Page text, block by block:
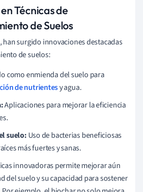
Técnicas de
de Suelos
han surgido innovaciones destacadas
de suelos:
como enmienda del suelo para
de nutrientesy agua.
Aplicaciones para mejorar la eficiencia
suelo: Uso de bacterias beneficiosas
más fuertes y sanas.
innovadoras permite mejorar aún
del suelo y su capacidad para sostener